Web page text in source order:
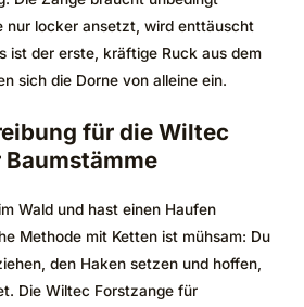
nur locker ansetzt, wird enttäuscht
ist der erste, kräftige Ruck aus dem
sich die Dorne von alleine ein.
für die Wiltec
Wald und hast einen Haufen
Methode mit Ketten ist mühsam: Du
den Haken setzen und hoffen,
Die Wiltec Forstzange für